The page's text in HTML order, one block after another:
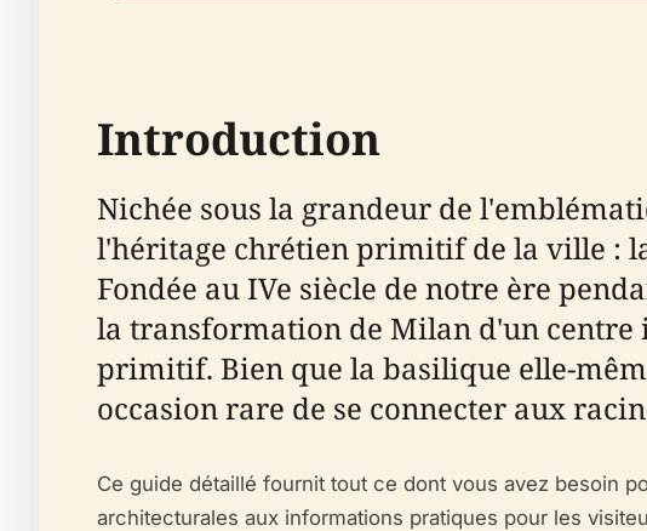
Introduction
Nichée sous la grandeur de
l'héritage chrétien primitif de la ville :
Fondée au IVe siècle de notre ère
la transformation de Milan d'un
primitif. Bien que la basilique elle-
occasion rare de se connecter aux
Ce guide détaillé fournit tout ce dont vous avez besoin
architecturales aux informations pratiques pour les